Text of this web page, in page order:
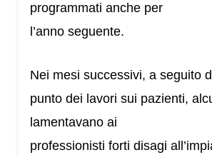
programmati anche per
l’anno seguente.
Nei mesi successivi, a seguito
punto dei lavori sui pazienti,
lamentavano ai
professionisti forti disagi